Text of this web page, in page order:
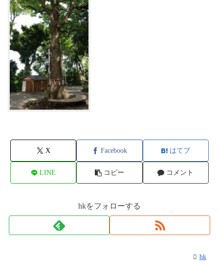
X Facebook はてブ
LINE コピー コメント
hkをフォローする
hk